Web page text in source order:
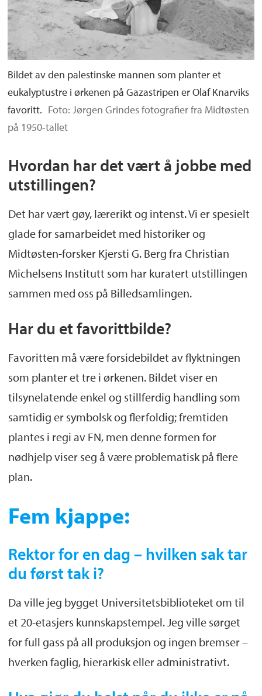
Bildet av den palestinske mannen som planter et
eukalyptustre i ørkenen på Gazastripen er Olaf Knarviks
favoritt. Foto: Jørgen Grindes fotografier fra Midtøsten
på 1950-tallet
Hvordan har det vært å jobbe med
utstillingen?
Det har vært gøy, lærerikt og intenst. Vi er spesielt
glade for samarbeidet med historiker og
Midtøsten-forsker Kjersti G. Berg fra Christian
Michelsens Institutt som har kuratert utstillingen
sammen med oss på Billedsamlingen.
Har du et favorittbilde?
Favoritten må være forsidebildet av flyktningen
som planter et tre i ørkenen. Bildet viser en
tilsynelatende enkel og stillferdig handling som
samtidig er symbolsk og flerfoldig; fremtiden
plantes i regi av FN, men denne formen for
nødhjelp viser seg å være problematisk på flere
plan.
Fem kjappe:
Rektor for en dag – hvilken sak tar
du først tak i?
Da ville jeg bygget Universitetsbiblioteket om til
et 20-etasjers kunnskapstempel. Jeg ville sørget
for full gass på all produksjon og ingen bremser –
hverken faglig, hierarkisk eller administrativt.